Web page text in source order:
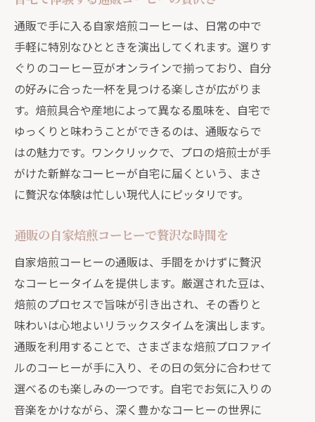
通販で手に入る自家焙煎コーヒーは、日常の中で
手軽に特別なひとときを演出してくれます。選りす
ぐりのコーヒー豆がオンラインで揃っており、自分
の好みに合った一杯を見つける楽しさが広がりま
す。焙煎具合や産地によって異なる風味を、自宅で
ゆっくりと味わうことができるのは、通販ならで
はの魅力です。ワンクリックで、プロの焙煎士が手
がけた新鮮なコーヒーが自宅に届くという、まさ
に贅沢な体験は忙しい現代人にピッタリです。
通販の自家焙煎コーヒーで贅沢な時間を
自家焙煎コーヒーの通販は、手間をかけずに贅沢
なコーヒータイムを提供します。厳選された豆は、
焙煎のプロセスで旨味が引き出され、その香りと
味わいは心地よいリラックスタイムを演出します。
通販を利用することで、さまざまな焙煎プロファイ
ルのコーヒーが手に入り、その日の気分に合わせて
選べるのも楽しみの一つです。自宅でお気に入りの
音楽をかけながら、深く豊かなコーヒーの世界に